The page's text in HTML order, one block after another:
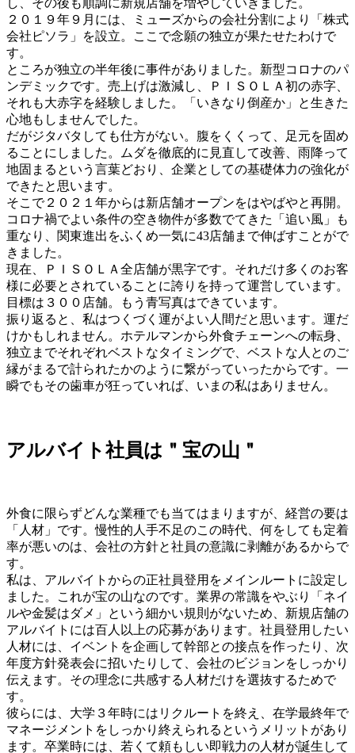
し、その後も順調に新規店舗を増やしていきました。
２０１９年９月には、ミューズからの会社分割により「株式
会社ピソラ」を設立。ここで念願の独立が果たせたわけで
す。
ところが独立の半年後に事件がありました。新型コロナのパ
ンデミックです。売上げは激減し、ＰＩＳＯＬＡ初の赤字、
それも大赤字を経験しました。「いきなり倒産か」と生きた
心地もしませんでした。
だがジタバタしても仕方がない。腹をくくって、足元を固め
ることにしました。ムダを徹底的に見直して改善、雨降って
地固まるという言葉どおり、企業としての基礎体力の強化が
できたと思います。
そこで２０２１年からは新店舗オープンをはやばやと再開。
コロナ禍でよい条件の空き物件が多数でてきた「追い風」も
重なり、関東進出をふくめ一気に43店舗まで伸ばすことがで
きました。
現在、ＰＩＳＯＬＡ全店舗が黒字です。それだけ多くのお客
様に必要とされていることに誇りを持って運営しています。
目標は３００店舗。もう青写真はできています。
振り返ると、私はつくづく運がよい人間だと思います。運だ
けかもしれません。ホテルマンから外食チェーンへの転身、
独立までそれぞれベストなタイミングで、ベストな人とのご
縁がまるで計られたかのように繋がっていったからです。一
瞬でもその歯車が狂っていれば、いまの私はありません。
アルバイト社員は＂宝の山＂
外食に限らずどんな業種でも当てはまりますが、経営の要は
「人材」です。慢性的人手不足のこの時代、何をしても定着
率が悪いのは、会社の方針と社員の意識に剥離があるからで
す。
私は、アルバイトからの正社員登用をメインルートに設定し
ました。これが宝の山なのです。業界の常識をやぶり「ネイ
ルや金髪はダメ」という細かい規則がないため、新規店舗の
アルバイトには百人以上の応募があります。社員登用したい
人材には、イベントを企画して幹部との接点を作ったり、次
年度方針発表会に招いたりして、会社のビジョンをしっかり
伝えます。その理念に共感する人材だけを選抜するためで
す。
彼らには、大学３年時にはリクルートを終え、在学最終年で
マネージメントをしっかり終えられるというメリットがあり
ます。卒業時には、若くて頼もしい即戦力の人材が誕生して